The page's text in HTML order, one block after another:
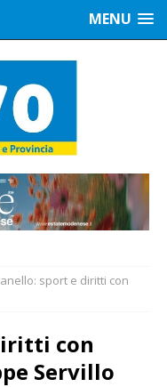
MENU
sport e diritti con
con
Servillo